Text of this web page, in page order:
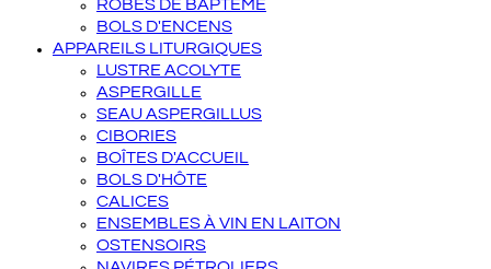
ROBES DE BAPTÊME
BOLS D'ENCENS
APPAREILS LITURGIQUES
LUSTRE ACOLYTE
ASPERGILLE
SEAU ASPERGILLUS
CIBORIES
BOÎTES D'ACCUEIL
BOLS D'HÔTE
CALICES
ENSEMBLES À VIN EN LAITON
OSTENSOIRS